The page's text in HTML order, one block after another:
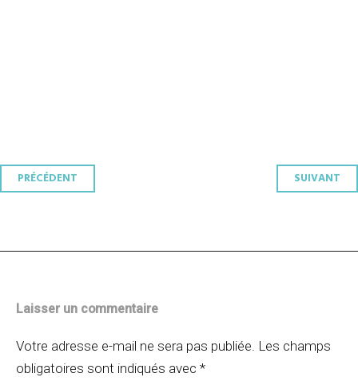
Navigation
PRÉCÉDENT SUIVANT
Laisser un commentaire
Votre adresse e-mail ne sera pas publiée. Les champs
obligatoires sont indiqués avec *